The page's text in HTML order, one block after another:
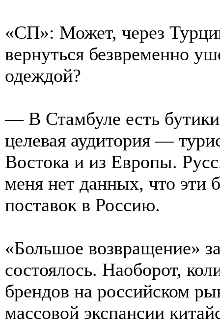
«СП»: Может, через
вернуться безвременно
одеждой?
— В Стамбуле есть
целевая аудитория —
Востока и из Европы.
меня нет данных, что эти
поставок в Россию.
«Большое возвращение»
состоялось. Наоборот,
брендов на российском
массовой экспансии